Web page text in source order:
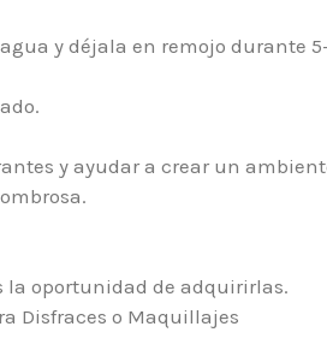
y déjala en remojo durante
y ayudar a crear un
la oportunidad de adquirirlas.
Disfraces o Maquillajes